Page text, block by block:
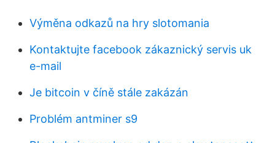
Výměna odkazů na hry slotomania
Kontaktujte facebook zákaznický servis uk
e-mail
Je bitcoin v číně stále zakázán
Problém antminer s9